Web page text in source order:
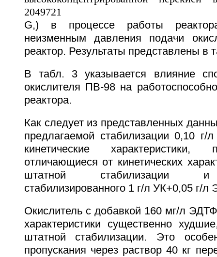
G,) в процессе работы
неизменным давления подачи
реактор. Результаты представлены в
В табл. 3 указывается влияние
окислителя ПВ-98 на
реактора.
Как следует из представленных
предлагаемой стабилизации 0,10
кинетические характеристики,
отличающиеся от кинетических
штатной стабилизации и
стабилизированного 1 г/л УК+0,05 г/л
Окислитель с добавкой 160 мг/л
характеристики существенно
штатной стабилизации. Это
пропускания через раствор 40 кг